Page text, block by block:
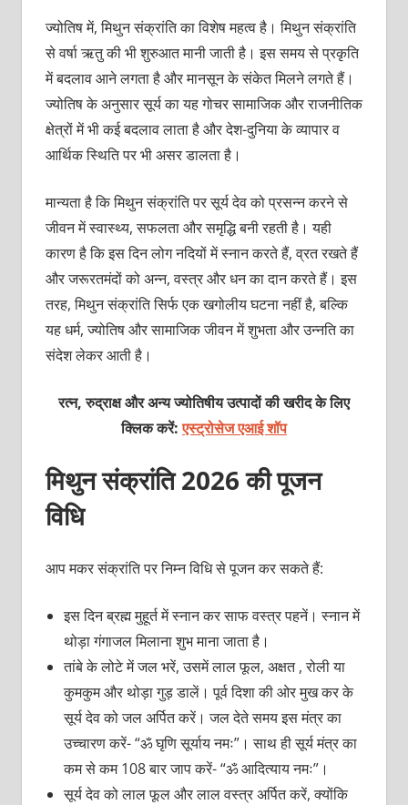
ज्योतिष में, मिथुन संक्रांति का विशेष महत्व है। मिथुन संक्रांति
से वर्षा ऋतु की भी शुरुआत मानी जाती है। इस समय से प्रकृति
में बदलाव आने लगता है और मानसून के संकेत मिलने लगते हैं।
ज्योतिष के अनुसार सूर्य का यह गोचर सामाजिक और राजनीतिक
क्षेत्रों में भी कई बदलाव लाता है और देश-दुनिया के व्यापार व
आर्थिक स्थिति पर भी असर डालता है।
मान्यता है कि मिथुन संक्रांति पर सूर्य देव को प्रसन्न करने से
जीवन में स्वास्थ्य, सफलता और समृद्धि बनी रहती है। यही
कारण है कि इस दिन लोग नदियों में स्नान करते हैं, व्रत रखते हैं
और जरूरतमंदों को अन्न, वस्त्र और धन का दान करते हैं। इस
तरह, मिथुन संक्रांति सिर्फ एक खगोलीय घटना नहीं है, बल्कि
यह धर्म, ज्योतिष और सामाजिक जीवन में शुभता और उन्नति का
संदेश लेकर आती है।
रत्न, रुद्राक्ष और अन्य ज्योतिषीय उत्पादों की खरीद के लिए
क्लिक करें:एस्ट्रोसेज एआई शॉप
मिथुन संक्रांति 2026 की पूजन
विधि
आप मकर संक्रांति पर निम्‍न विधि से पूजन कर सकते हैं:
इस दिन ब्रह्म मुहूर्त में स्नान कर साफ वस्त्र पहनें। स्नान में
थोड़ा गंगाजल मिलाना शुभ माना जाता है।
तांबे के लोटे में जल भरें, उसमें लाल फूल, अक्षत , रोली या
कुमकुम और थोड़ा गुड़ डालें। पूर्व दिशा की ओर मुख कर के
सूर्य देव को जल अर्पित करें। जल देते समय इस मंत्र का
उच्चारण करें- “ॐ घृणि सूर्याय नमः”। साथ ही सूर्य मंत्र का
कम से कम 108 बार जाप करें- “ॐ आदित्याय नमः”।
सूर्य देव को लाल फूल और लाल वस्त्र अर्पित करें, क्योंकि